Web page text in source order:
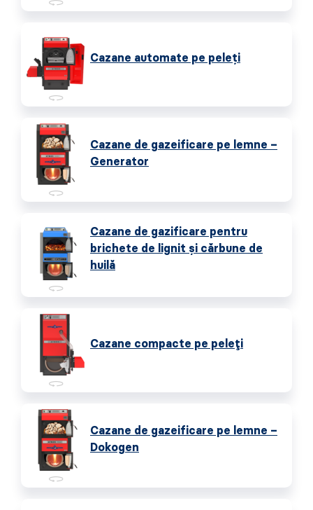
Cazane automate pe peleţi
Cazane de gazeificare pe lemne –
Generator
Cazane de gazificare pentru
brichete de lignit și cărbune de
huilă
Cazane compacte pe peleți
Cazane de gazeificare pe lemne –
Dokogen